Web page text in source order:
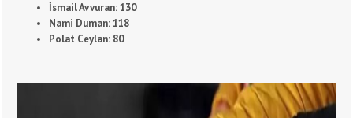
İsmail Avvuran: 130
Nami Duman: 118
Polat Ceylan: 80